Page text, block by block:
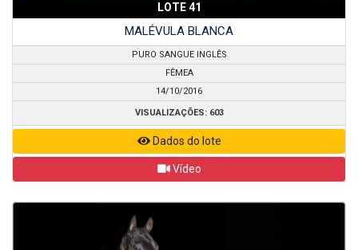
LOTE 41
MALÉVULA BLANCA
PURO SANGUE INGLÊS
FÊMEA
14/10/2016
VISUALIZAÇÕES: 603
Dados do lote
Vídeo